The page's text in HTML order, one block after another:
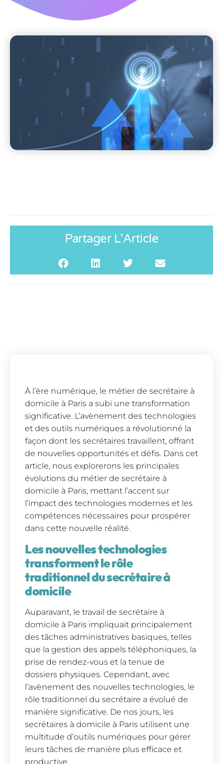
Partager L'Article
À l’ère numérique, le métier de secrétaire à
domicile à Paris a subi une transformation
significative. L’avènement des technologies
et des outils numériques a révolutionné la
façon dont les secrétaires travaillent, offrant
de nouvelles opportunités et défis. Dans cet
article, nous explorerons les principales
évolutions du métier de secrétaire à
domicile à Paris, mettant l’accent sur
l’impact des technologies modernes et les
compétences nécessaires pour prospérer
dans cette nouvelle réalité.
Les nouvelles technologies
transforment le rôle
traditionnel du secrétaire à
domicile
Auparavant, le travail de secrétaire à
domicile à Paris impliquait principalement
des tâches administratives basiques, telles
que la gestion des appels téléphoniques, la
prise de rendez-vous et la tenue de
dossiers physiques. Cependant, avec
l’avènement des nouvelles technologies, le
rôle traditionnel du secrétaire a évolué de
manière significative. De nos jours, les
secrétaires à domicile à Paris utilisent une
multitude d’outils numériques pour gérer
leurs tâches de manière plus efficace et
productive.